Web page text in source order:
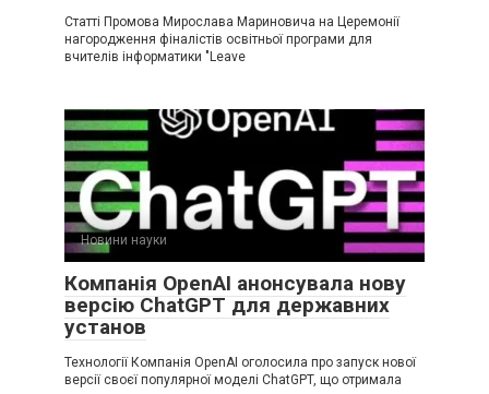
Статті Промова Мирослава Мариновича на Церемонії
нагородження фіналістів освітньої програми для
вчителів інформатики "Leave
Новини науки
Компанія OpenAI анонсувала нову
версію ChatGPT для державних
установ
Технології Компанія OpenAI оголосила про запуск нової
версії своєї популярної моделі ChatGPT, що отримала